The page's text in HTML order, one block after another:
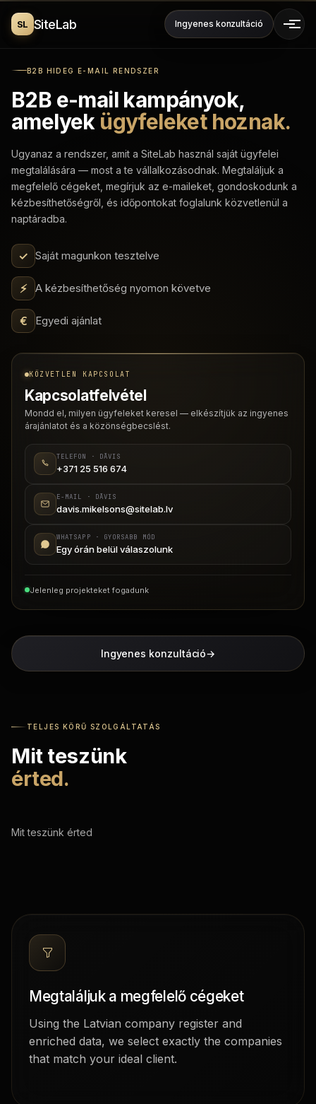
SL SiteLab Ingyenes konzultáció
B2B HIDEG E-MAIL RENDSZER
B2B e-mail kampányok,
amelyek ügyfeleket hoznak.
Ugyanaz a rendszer, amit a SiteLab használ saját ügyfelei
megtalálására — most a te vállalkozásodnak. Megtaláljuk a
megfelelő cégeket, megírjuk az e-maileket, gondoskodunk a
kézbesíthetőségről, és időpontokat foglalunk közvetlenül a
naptáradba.
✓ Saját magunkon tesztelve
⚡ A kézbesíthetőség nyomon követve
€ Egyedi ajánlat
KÖZVETLEN KAPCSOLAT
Kapcsolatfelvétel
Mondd el, milyen ügyfeleket keresel — elkészítjük az ingyenes
árajánlatot és a közönségbecslést.
TELEFON · DĀVIS
+371 25 516 674
E-MAIL · DĀVIS
davis.mikelsons@sitelab.lv
WHATSAPP · GYORSABB MÓD
Egy órán belül válaszolunk
Jelenleg projekteket fogadunk
Ingyenes konzultáció→
TELJES KÖRŰ SZOLGÁLTATÁS
Mit teszünk
érted.
Mit teszünk érted
Megtaláljuk a megfelelő cégeket
Using the Latvian company register and
enriched data, we select exactly the companies
that match your ideal client.